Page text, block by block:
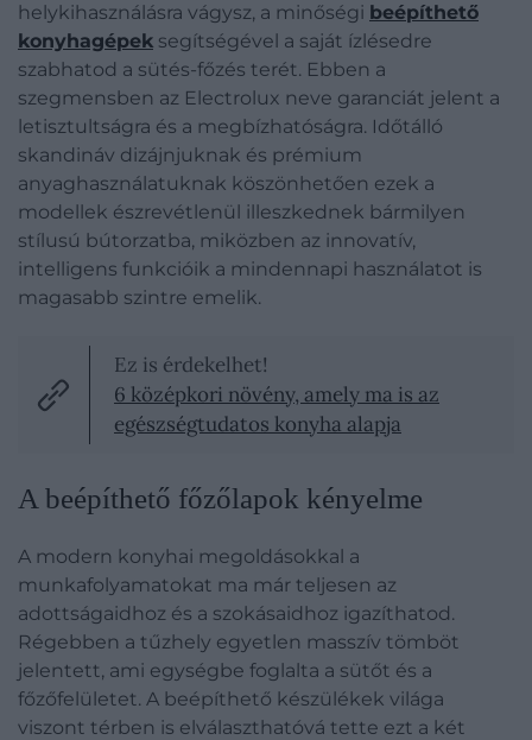
helykihasználásra vágysz, a minőségi beépíthető
konyhagépek segítségével a saját ízlésedre
szabhatod a sütés-főzés terét. Ebben a
szegmensben az Electrolux neve garanciát jelent a
letisztultságra és a megbízhatóságra. Időtálló
skandináv dizájnjuknak és prémium
anyaghasználatuknak köszönhetően ezek a
modellek észrevétlenül illeszkednek bármilyen
stílusú bútorzatba, miközben az innovatív,
intelligens funkcióik a mindennapi használatot is
magasabb szintre emelik.
Ez is érdekelhet!
6 középkori növény, amely ma is az
egészségtudatos konyha alapja
A beépíthető főzőlapok kényelme
A modern konyhai megoldásokkal a
munkafolyamatokat ma már teljesen az
adottságaidhoz és a szokásaidhoz igazíthatod.
Régebben a tűzhely egyetlen masszív tömböt
jelentett, ami egységbe foglalta a sütőt és a
főzőfelületet. A beépíthető készülékek világa
viszont térben is elválaszthatóvá tette ezt a két